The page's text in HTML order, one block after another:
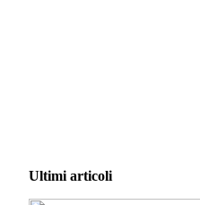
Ultimi articoli